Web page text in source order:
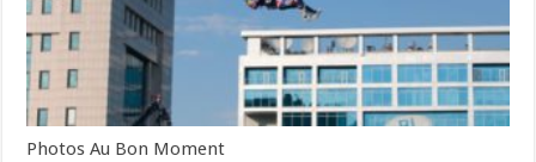
Photos Au Bon Moment